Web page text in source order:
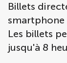
Billets
smartphone
Les billets
jusqu'à 8